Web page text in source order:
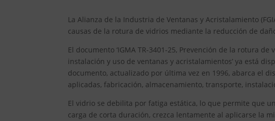
La Alianza de la Industria de Ventanas y Acristalamiento
causas de la rotura de vidrios mediante la reducción de
El documento ‘IGMA TR-3401-25, Prevención de la rotura
instalación y uso de ventanas y acristalamientos’ ya está
documento, actualizado por última vez en 1996, abarca el
aplicadas, fabricación, almacenamiento, transporte,
El vidrio se debilita por fatiga estática, lo que permite que
carga de corta duración, crezca lentamente al aplicarse la